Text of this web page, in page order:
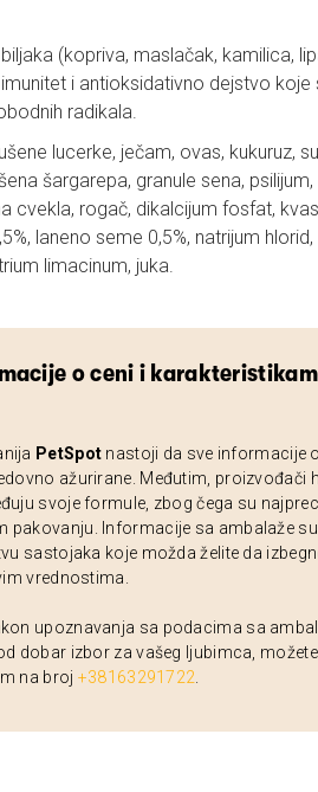
(kopriva, maslačak, kamilica,
i antioksidativno dejstvo
radikala.
lucerke, ječam, ovas, kukuruz,
šargarepa, granule sena,
cvekla, rogač, dikalcijum fosfat,
laneno seme 0,5%, natrijum
limacinum, juka.
o ceni i
PetSpot nastoji da sve informacije
ažurirane. Međutim, proizvođači
svoje formule, zbog čega su
pakovanju. Informacije sa ambalaže
sastojaka koje možda želite da
vrednostima.
upoznavanja sa podacima sa
dobar izbor za vašeg ljubimca,
na broj +38163291722